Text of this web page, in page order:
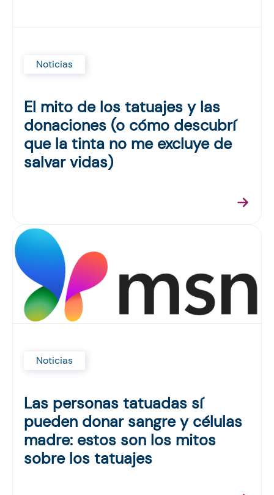
Noticias
El mito de los tatuajes y las
donaciones (o cómo descubrí
que la tinta no me excluye de
salvar vidas)
Noticias
Las personas tatuadas sí
pueden donar sangre y células
madre: estos son los mitos
sobre los tatuajes